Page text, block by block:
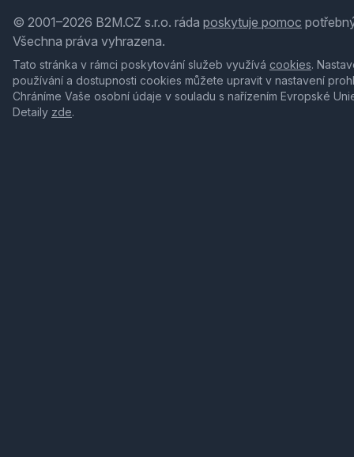
© 2001–2026 B2M.CZ s.r.o. ráda poskytuje pomoc
Všechna práva vyhrazena.
Tato stránka v rámci poskytování služeb využívá cookies.
používání a dostupnosti cookies můžete upravit v nastavení
Chráníme Vaše osobní údaje v souladu s nařízením Evropské
Detaily zde.